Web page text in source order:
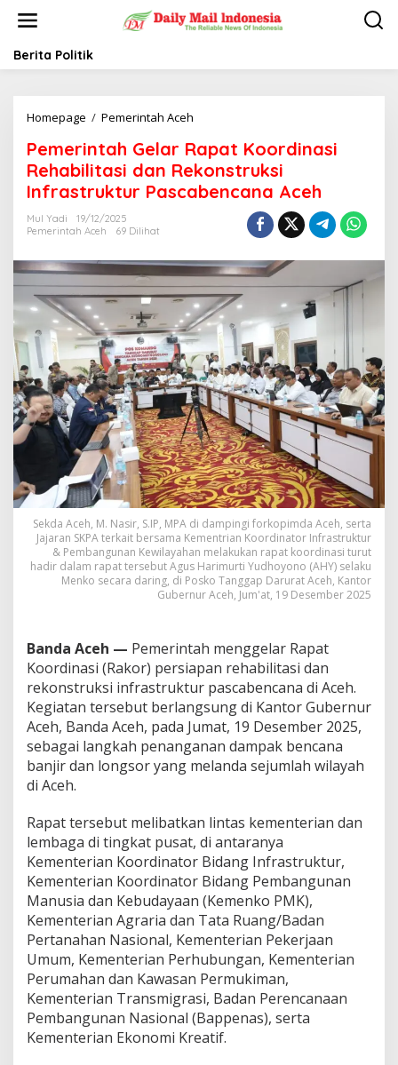
t
Berita Politik
Homepage / Pemerintah Aceh
m
e
r
i
h
G
e
l
a
r
R
a
p
a
t
K
o
o
r
d
i
n
a
s
i
R
a
i
l
i
t
a
s
i
n
e
k
o
n
s
r
u
k
s
i
I
n
Pemerintah Gelar Rapat Koordinasi
Rehabilitasi dan Rekonstruksi
Infrastruktur Pascabencana Aceh
Mul Yadi
19/12/2025
Pemerintah Aceh
69 Dilihat
Sekda Aceh, M. Nasir, S.IP, MPA di dampingi forkopimda Aceh, serta
Jajaran SKPA terkait bersama Kementrian Koordinator Infrastruktur
& Pembangunan Kewilayahan melakukan rapat koordinasi turut
hadir dalam rapat tersebut Agus Harimurti Yudhoyono (AHY) selaku
Menko secara daring, di Posko Tanggap Darurat Aceh, Kantor
Gubernur Aceh, Jum'at, 19 Desember 2025
Banda Aceh — Pemerintah menggelar Rapat
Koordinasi (Rakor) persiapan rehabilitasi dan
rekonstruksi infrastruktur pascabencana di Aceh.
Kegiatan tersebut berlangsung di Kantor Gubernur
Aceh, Banda Aceh, pada Jumat, 19 Desember 2025,
sebagai langkah penanganan dampak bencana
banjir dan longsor yang melanda sejumlah wilayah
di Aceh.
‎Rapat tersebut melibatkan lintas kementerian dan
lembaga di tingkat pusat, di antaranya
Kementerian Koordinator Bidang Infrastruktur,
Kementerian Koordinator Bidang Pembangunan
Manusia dan Kebudayaan (Kemenko PMK),
Kementerian Agraria dan Tata Ruang/Badan
Pertanahan Nasional, Kementerian Pekerjaan
Umum, Kementerian Perhubungan, Kementerian
Perumahan dan Kawasan Permukiman,
Kementerian Transmigrasi, Badan Perencanaan
Pembangunan Nasional (Bappenas), serta
Kementerian Ekonomi Kreatif.